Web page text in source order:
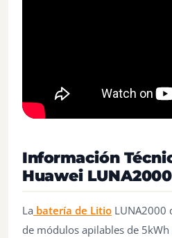
Información
Huawei LUNA2000
La batería de Litio LUNA2000
de módulos apilables de